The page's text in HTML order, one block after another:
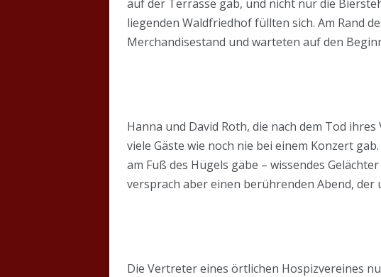
auf der Terrasse gab, und nicht nur die
liegenden Waldfriedhof füllten sich. Am Rand
Merchandisestand und warteten auf den
Hanna und David Roth, die nach dem Tod
viele Gäste wie noch nie bei einem Konzert
am Fuß des Hügels gäbe – wissendes
versprach aber einen berührenden Abend, der
Die Vertreter eines örtlichen Hospizvereines